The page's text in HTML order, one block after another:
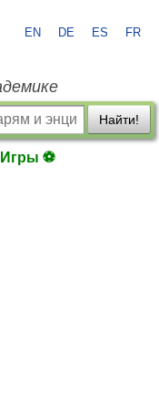
EN DE ES FR
Найти!
Игры ⚽